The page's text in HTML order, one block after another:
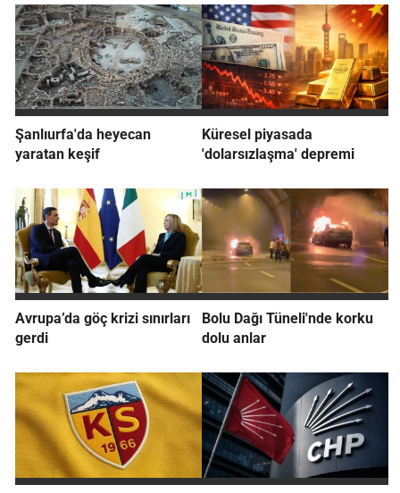
Şanlıurfa'da heyecan
yaratan keşif
Küresel piyasada
'dolarsızlaşma' depremi
Avrupa’da göç krizi sınırları
gerdi
Bolu Dağı Tüneli'nde korku
dolu anlar